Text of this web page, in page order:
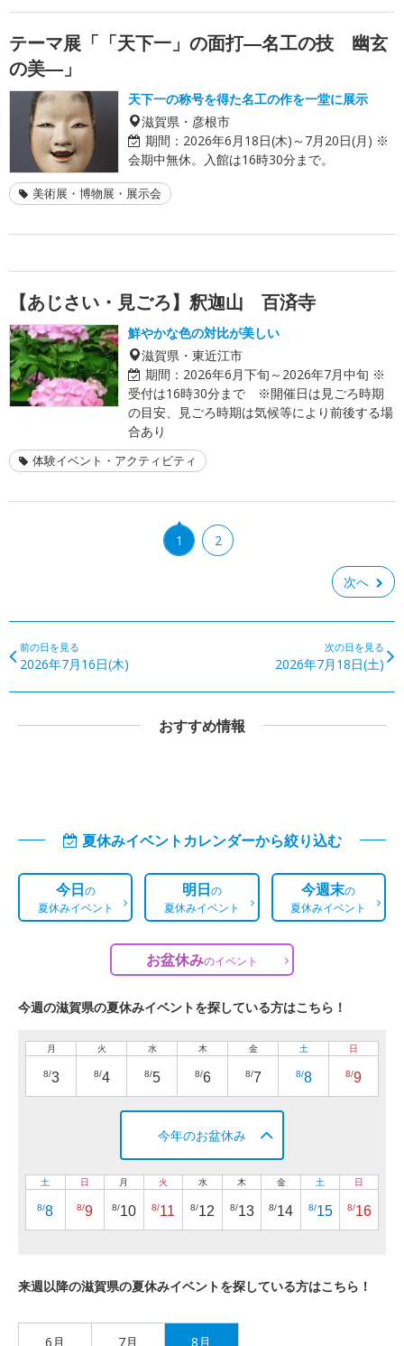
テーマ展「「天下一」の面打―名工の技 幽玄
の美―」
天下一の称号を得た名工の作を一堂に展示
滋賀県・彦根市
期間： 2026年6月18日(木)～7月20日(月) ※
会期中無休。入館は16時30分まで。
美術展・博物展・展示会
【あじさい・見ごろ】釈迦山 百済寺
鮮やかな色の対比が美しい
滋賀県・東近江市
期間： 2026年6月下旬～2026年7月中旬 ※
受付は16時30分まで ※開催日は見ごろ時期
の目安、見ごろ時期は気候等により前後する場
合あり
体験イベント・アクティビティ
1 2
次へ
前の日を見る
2026年7月16日(木)
次の日を見る
2026年7月18日(土)
おすすめ情報
夏休みイベントカレンダーから絞り込む
今日の
夏休みイベント
明日の
夏休みイベント
今週末の
夏休みイベント
お盆休みのイベント
今週の滋賀県の夏休みイベントを探している方はこちら！
月
8/3
火
8/4
水
8/5
木
8/6
金
8/7
土
8/8
日
8/9
今年のお盆休み
土
8/8
日
8/9
月
8/10
火
8/11
水
8/12
木
8/13
金
8/14
土
8/15
日
8/16
来週以降の滋賀県の夏休みイベントを探している方はこちら！
6月 7月 8月